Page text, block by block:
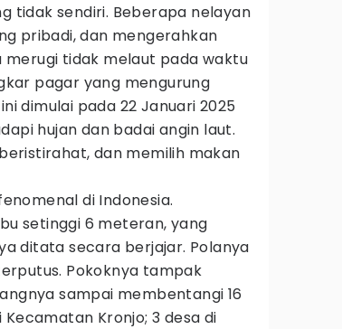
tidak sendiri. Beberapa nelayan
pribadi, dan mengerahkan
merugi tidak melaut pada waktu
pagar yang mengurung
dimulai pada 22 Januari 2025
hujan dan badai angin laut.
dan memilih makan
di Indonesia.
setinggi 6 meteran, yang
ditata secara berjajar. Polanya
Pokoknya tampak
sampai membentangi 16
Kronjo; 3 desa di